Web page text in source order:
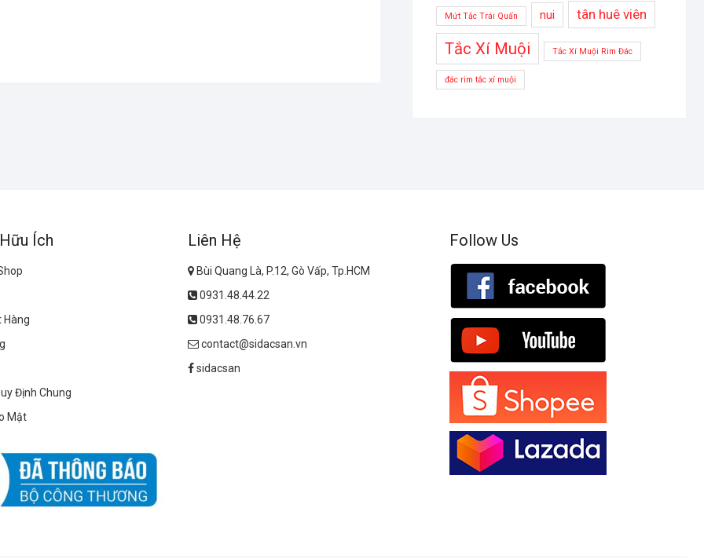
sản
Mứt Tắc Trái Quấn nui tân huê viên
Tắc Xí Muội Tắc Xí Muội Rim Đác
đác rim tắc xí muội
Ích
Hàng
Định Chung
Mật
Liên Hệ
Bùi Quang Là, P.12, Gò Vấp, Tp.HCM
0931.48.44.22
0931.48.76.67
contact@sidacsan.vn
sidacsan
Follow Us